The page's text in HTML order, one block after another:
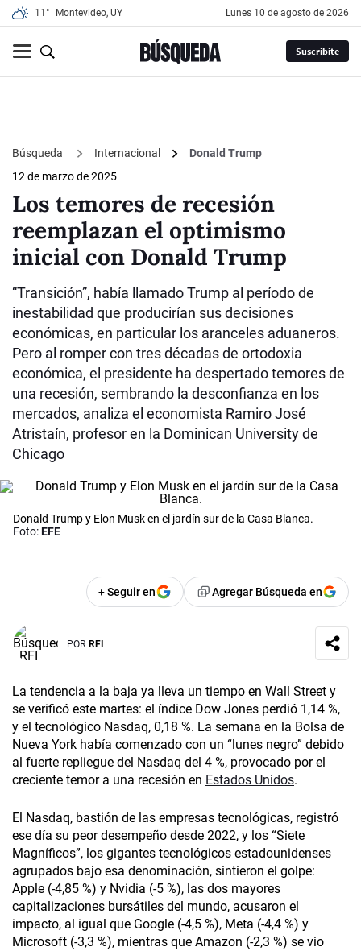
11° Montevideo, UY lunes 10 de agosto de 2026
Suscribite
Búsqueda Internacional
Donald Trump
12 de marzo de 2025
Los temores de recesión
reemplazan el optimismo
inicial con Donald Trump
“Transición”, había llamado Trump al período de
inestabilidad que producirían sus decisiones
económicas, en particular los aranceles aduaneros.
Pero al romper con tres décadas de ortodoxia
económica, el presidente ha despertado temores de
una recesión, sembrando la desconfianza en los
mercados, analiza el economista Ramiro José
Atristaín, profesor en la Dominican University de
Chicago
Donald Trump y Elon Musk en el jardín sur de la Casa Blanca.
Foto:EFE
+ Seguir en Agregar Búsqueda en
POR RFI
La tendencia a la baja ya lleva un tiempo en Wall Street y
se verificó este martes: el índice Dow Jones perdió 1,14 %,
y el tecnológico Nasdaq, 0,18 %. La semana en la Bolsa de
Nueva York había comenzado con un “lunes negro” debido
al fuerte repliegue del Nasdaq del 4 %, provocado por el
creciente temor a una recesión en Estados Unidos.
El Nasdaq, bastión de las empresas tecnológicas, registró
ese día su peor desempeño desde 2022, y los “Siete
Magníficos”, los gigantes tecnológicos estadounidenses
agrupados bajo esa denominación, sintieron el golpe:
Apple (-4,85 %) y Nvidia (-5 %), las dos mayores
capitalizaciones bursátiles del mundo, acusaron el
impacto, al igual que Google (-4,5 %), Meta (-4,4 %) y
Microsoft (-3,3 %), mientras que Amazon (-2,3 %) se vio